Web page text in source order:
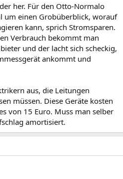
her. Für den Otto-Normalo
um einen Grobüberblick, worauf
kann, sprich Stromsparen.
Verbrauch bekommt man
und der lacht sich scheckig,
ankommt und
aus, die Leitungen
müssen. Diese Geräte kosten
von 15 Euro. Muss man selber
amortisiert.